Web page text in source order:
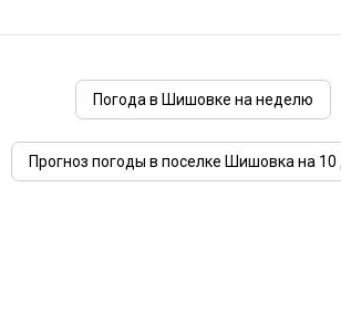
Погода в Шишовке на неделю
Прогноз погоды в поселке Шишовка на 10